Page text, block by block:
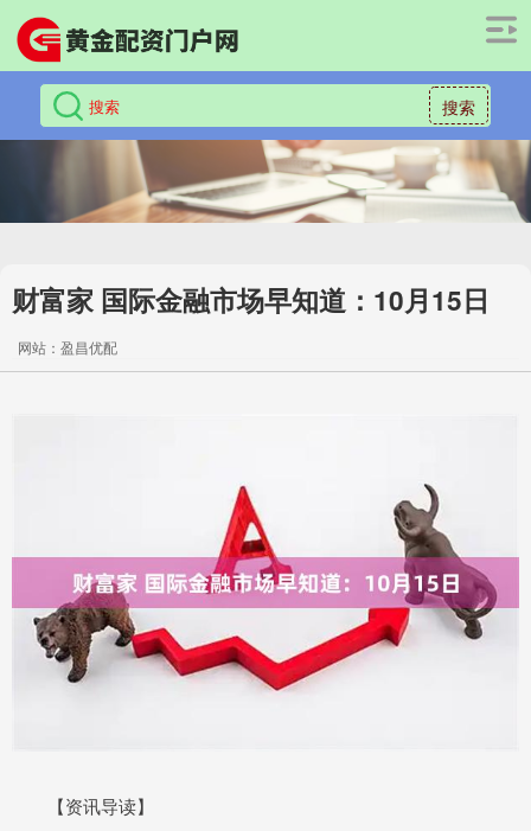
搜索
财富家 国际金融市场早知道：10月15日
网站：盈昌优配
【资讯导读】